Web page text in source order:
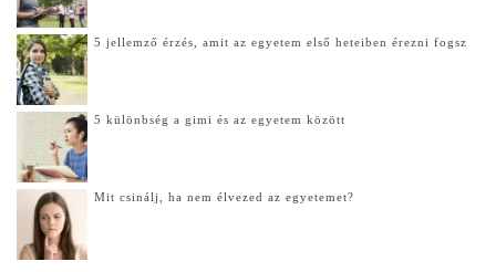
5 jellemző érzés, amit az egyetem első heteiben érezni fogsz
5 különbség a gimi és az egyetem között
Mit csinálj, ha nem élvezed az egyetemet?